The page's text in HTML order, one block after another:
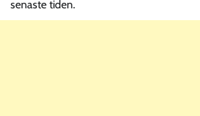
senaste tiden.